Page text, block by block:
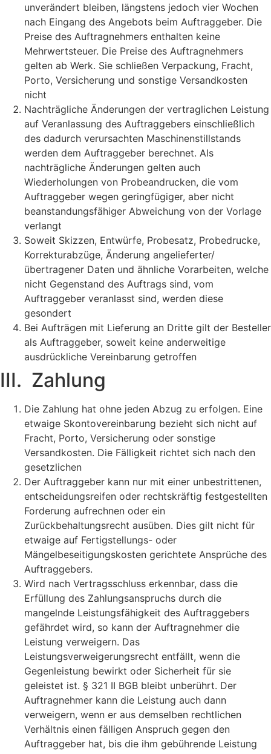
unverändert bleiben, längstens jedoch vier Wochen
nach Eingang des Angebots beim Auftraggeber. Die
Preise des Auftragnehmers enthalten keine
Mehrwertsteuer. Die Preise des Auftragnehmers
gelten ab Werk. Sie schließen Verpackung, Fracht,
Porto, Versicherung und sonstige Versandkosten
nicht
Nachträgliche Änderungen der vertraglichen Leistung
auf Veranlassung des Auftraggebers einschließlich
des dadurch verursachten Maschinenstillstands
werden dem Auftraggeber berechnet. Als
nachträgliche Änderungen gelten auch
Wiederholungen von Probeandrucken, die vom
Auftraggeber wegen geringfügiger, aber nicht
beanstandungsfähiger Abweichung von der Vorlage
verlangt
Soweit Skizzen, Entwürfe, Probesatz, Probedrucke,
Korrekturabzüge, Änderung angelieferter/
übertragener Daten und ähnliche Vorarbeiten, welche
nicht Gegenstand des Auftrags sind, vom
Auftraggeber veranlasst sind, werden diese
gesondert
Bei Aufträgen mit Lieferung an Dritte gilt der Besteller
als Auftraggeber, soweit keine anderweitige
ausdrückliche Vereinbarung getroffen
III. Zahlung
Die Zahlung hat ohne jeden Abzug zu erfolgen. Eine
etwaige Skontovereinbarung bezieht sich nicht auf
Fracht, Porto, Versicherung oder sonstige
Versandkosten. Die Fälligkeit richtet sich nach den
gesetzlichen
Der Auftraggeber kann nur mit einer unbestrittenen,
entscheidungsreifen oder rechtskräftig festgestellten
Forderung aufrechnen oder ein
Zurückbehaltungsrecht ausüben. Dies gilt nicht für
etwaige auf Fertigstellungs- oder
Mängelbeseitigungskosten gerichtete Ansprüche des
Auftraggebers.
Wird nach Vertragsschluss erkennbar, dass die
Erfüllung des Zahlungsanspruchs durch die
mangelnde Leistungsfähigkeit des Auftraggebers
gefährdet wird, so kann der Auftragnehmer die
Leistung verweigern. Das
Leistungsverweigerungsrecht entfällt, wenn die
Gegenleistung bewirkt oder Sicherheit für sie
geleistet ist. § 321 II BGB bleibt unberührt. Der
Auftragnehmer kann die Leistung auch dann
verweigern, wenn er aus demselben rechtlichen
Verhältnis einen fälligen Anspruch gegen den
Auftraggeber hat, bis die ihm gebührende Leistung